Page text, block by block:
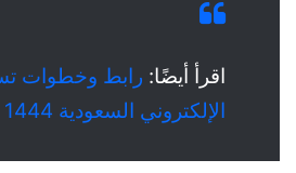
اقرأ أيضًا: رابط وخطوات
الإلكتروني السعودية 1444 / 2023